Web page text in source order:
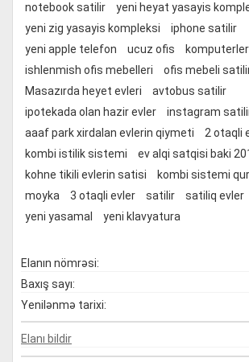
notebook satilir
yeni heyat yasayis
yeni zig yasayis kompleksi
iphone satilir
yeni apple telefon
ucuz ofis
ishlenmish ofis mebelleri
ofis mebeli
Masazırda heyet evleri
avtobus satilir
ipotekada olan hazir evler
instagram
aaaf park xirdalan evlerin qiymeti
2 otaqli
kombi istilik sistemi
ev alqi satqisi baki
kohne tikili evlerin satisi
kombi sistemi
moyka
3 otaqli evler satilir satiliq evler
yeni yasamal
yeni klavyatura
Elanın nömrəsi:
Baxış sayı:
Yenilənmə tarixi:
Elanı bildir